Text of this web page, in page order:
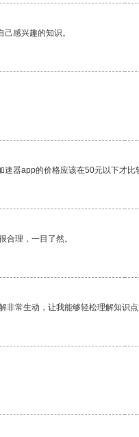
感兴趣的知识。
器app的价格应该在50元以下才比
合理，一目了然。
常生动，让我能够轻松理解知识点